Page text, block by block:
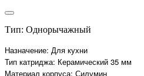
Тип: Однорычажный
Назначение: Для кухни
Тип катриджа: Керамический 35 мм
Материал корпуса: Силумин